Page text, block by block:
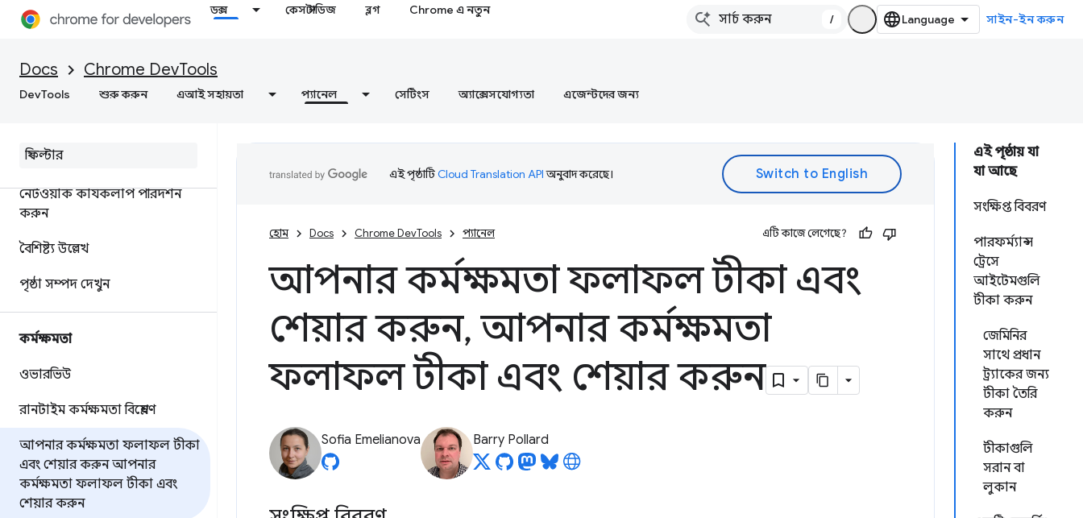
ডক্স কেস স্টাডিজ ব্লগ Chrome এ নতুন
/ সাইন-ইন করুন
Docs Chrome DevTools
DevTools শুরু করুন এআই সহায়তা প্যানেল সেটিংস অ্যাক্সেসযোগ্যতা এজেন্টদের জন্য
জাভাস্ক্রিপ্ট ডিবাগিং রেফারেন্স
ডিবাগ সি/সি++ ওয়েব অ্যাসেম্বলি
ওভারভিউ
নেটওয়ার্ক কার্যকলাপ পরিদর্শন
করুন
বৈশিষ্ট্য উল্লেখ
পৃষ্ঠা সম্পদ দেখুন
কর্মক্ষমতা
ওভারভিউ
রানটাইম কর্মক্ষমতা বিশ্লেষণ
আপনার কর্মক্ষমতা ফলাফল টীকা
এবং শেয়ার করুনআপনার
কর্মক্ষমতা ফলাফল টীকা এবং
শেয়ার করুন
এই পৃষ্ঠায় যা
যা আছে
সংক্ষিপ্ত বিবরণ
পারফর্ম্যান্স
ট্রেসে
আইটেমগুলি
টীকা করুন
জেমিনির
সাথে প্রধান
ট্র্যাকের জন্য
টীকা তৈরি
করুন
টীকাগুলি
সরান বা
লুকান
এই পৃষ্ঠাটিCloud Translation APIঅনুবাদ করেছে।
হোম Docs Chrome DevTools প্যানেল এটি কাজে লেগেছে?
আপনার কর্মক্ষমতা ফলাফল টীকা এবং
শেয়ার করুন, আপনার কর্মক্ষমতা
ফলাফল টীকা এবং শেয়ার করুন
Sofia Emelianova Barry Pollard